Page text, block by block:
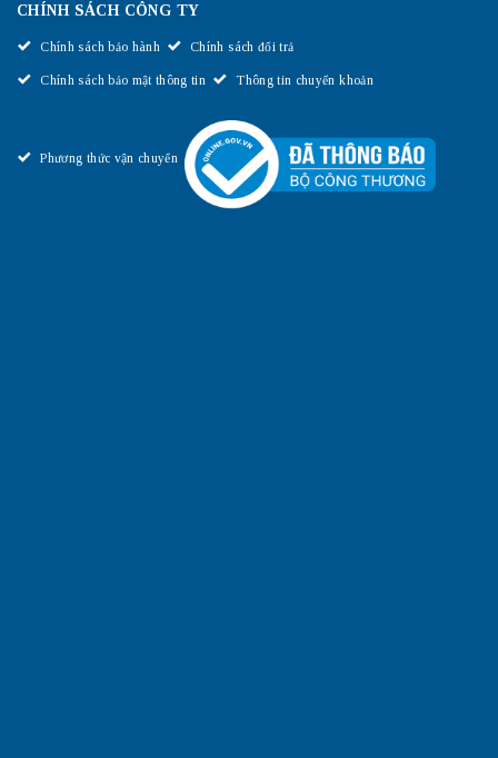
CHÍNH SÁCH CÔNG TY
Chính sách bảo hành Chính sách đổi trả
Chính sách bảo mật thông tin Thông tin chuyển khoản
Phương thức vận chuyển